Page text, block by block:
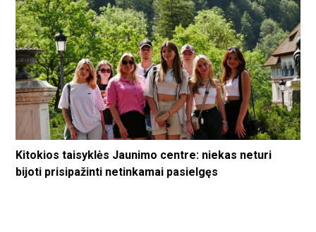
Kitokios taisyklės Jaunimo centre: niekas neturi
bijoti prisipažinti netinkamai pasielgęs